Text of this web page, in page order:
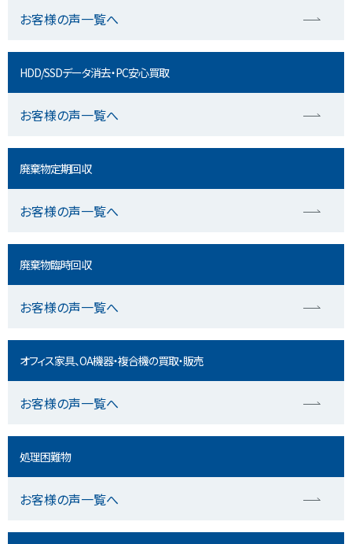
お客様の声一覧へ
HDD/SSDデータ消去・PC安心買取
お客様の声一覧へ
廃棄物定期回収
お客様の声一覧へ
廃棄物臨時回収
お客様の声一覧へ
オフィス家具、OA機器・複合機の買取・販売
お客様の声一覧へ
処理困難物
お客様の声一覧へ